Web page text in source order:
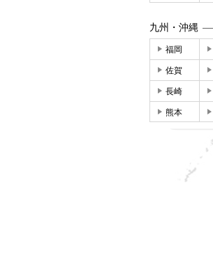
九州・沖縄
福岡
佐賀
長崎
熊本